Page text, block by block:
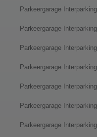
Parkeergarage
Parkeergarage
Parkeergarage
Parkeergarage
Parkeergarage
Parkeergarage
Parkeergarage